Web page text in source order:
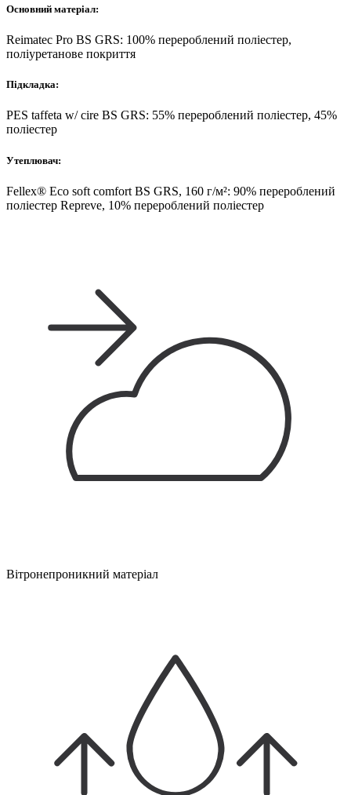
Основний матеріал:
Reimatec Pro BS GRS: 100% перероблений поліестер,
поліуретанове покриття
Підкладка:
PES taffeta w/ cire BS GRS: 55% перероблений поліестер, 45%
поліестер
Утеплювач:
Fellex® Eco soft comfort BS GRS, 160 г/м²: 90% перероблений
поліестер Repreve, 10% перероблений поліестер
Вітронепроникний матеріал